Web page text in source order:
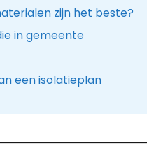
zijn het beste?
in gemeente
een isolatieplan